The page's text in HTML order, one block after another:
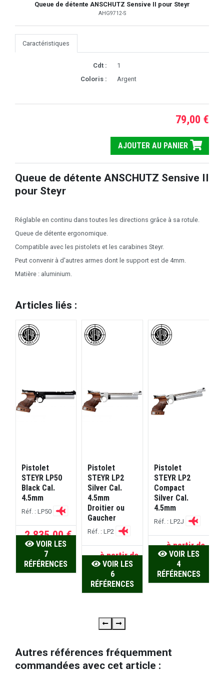
Queue de détente ANSCHUTZ Sensive II pour Steyr
AHG9712-S
Caractéristiques
Cdt :
1
Coloris :
Argent
79,00 €
AJOUTER AU PANIER
Queue de détente ANSCHUTZ Sensive II
pour Steyr
Réglable en continu dans toutes les directions grâce à sa rotule.
Queue de détente ergonomique.
Compatible avec les pistolets et les carabines Steyr.
Peut convenir à d'autres armes dont le support est de 4mm.
Matière : aluminium.
Articles liés :
Pistolet
STEYR LP50
Black Cal.
4.5mm
Réf. : LP50
2.835,00 €
VOIR LES
7
RÉFÉRENCES
Pistolet
STEYR LP2
Silver Cal.
4.5mm
Droitier ou
Gaucher
Réf. : LP2
à partir de
1.820,00 €
VOIR LES
6
RÉFÉRENCES
Pistolet
STEYR LP2
Compact
Silver Cal.
4.5mm
Réf. : LP2J
à partir de
1.910,00 €
VOIR LES
4
RÉFÉRENCES
Autres références fréquemment
commandées avec cet article :